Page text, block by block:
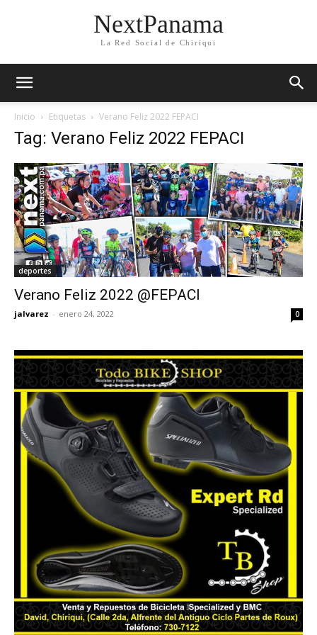
NextPanama
La Red Social de Chiriqui
Inicio Etiquetas Verano Feliz 2022 FEPACI
Tag: Verano Feliz 2022 FEPACI
deportes
Verano Feliz 2022 @FEPACI
jalvarez - enero 24, 2022 0